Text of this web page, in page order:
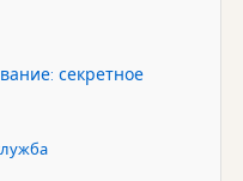
секретное